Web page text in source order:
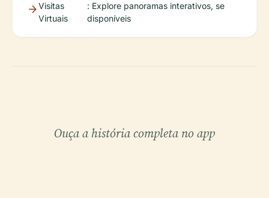
Visitas
Virtuais
: Explore panoramas interativos, se
disponíveis
Ouça a história completa no app